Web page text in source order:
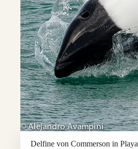
Delfine von Commerson in